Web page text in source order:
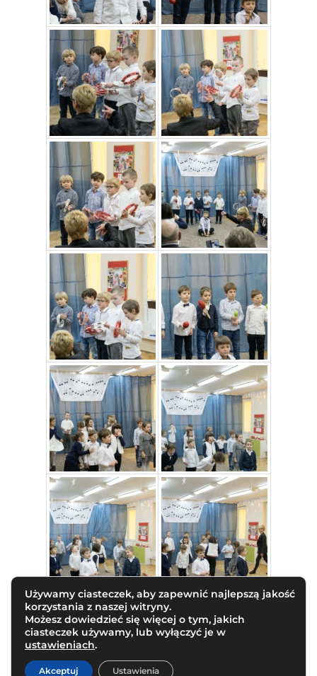
Używamy ciasteczek, aby zapewnić najlepszą jakość
korzystania z naszej witryny.
Możesz dowiedzieć się więcej o tym, jakich
ciasteczek używamy, lub wyłączyć je w
ustawieniach.
Akceptuj Ustawienia